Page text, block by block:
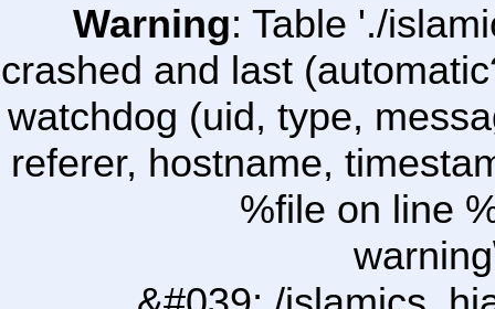
Warning: Table './
crashed and last
watchdog (uid, type,
referer, hostname,
%file on line